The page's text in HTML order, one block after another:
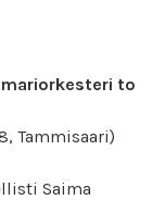
to
Tammisaari)
Saima